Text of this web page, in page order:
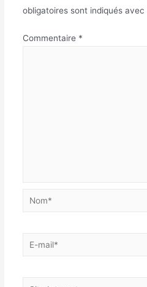
obligatoires sont indiqués avec
Commentaire *